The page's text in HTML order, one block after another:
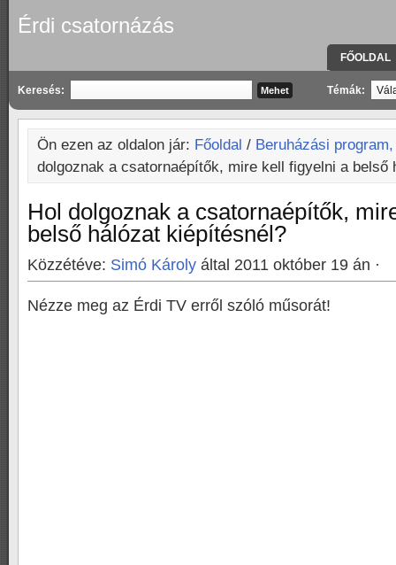
Érdi csatornázás
FŐOLDAL
Keresés: Témák:
Ön ezen az oldalon jár: Főoldal / Beruházási
dolgoznak a csatornaépítők, mire kell figyelni a belső
Hol dolgoznak a csatornaépítők,
belső hálózat kiépítésnél?
Közzétéve: Simó Károly által 2011 október 19 án ·
Nézze meg az Érdi TV erről szóló műsorát!